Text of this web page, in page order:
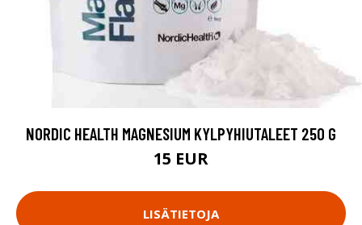
NORDIC HEALTH MAGNESIUM KYLPYHIUTALEET 250 G
15 EUR
LISÄTIETOJA